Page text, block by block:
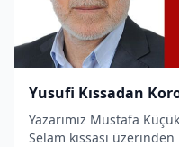
Yusufi Kıssadan
Yazarımız Mustafa
Selam kıssası